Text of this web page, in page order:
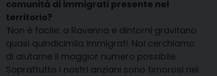
comunità di immigrati presente nel
territorio?
‘Non è facile: a Ravenna e dintorni gravitano
quasi quindicimila immigrati. Noi cerchiamo
di aiutarne il maggior numero possibile.
Soprattutto i nostri anziani sono timorosi nei